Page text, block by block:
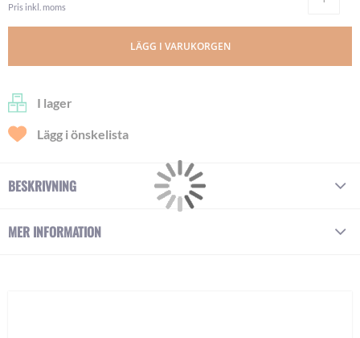
Pris inkl. moms
LÄGG I VARUKORGEN
I lager
Lägg i önskelista
images
BESKRIVNING
MER INFORMATION